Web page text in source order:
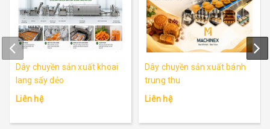
Dây chuyền sản xuất khoai
lang sấy dẻo
Liên hệ
Dây chuyền sản xuất bánh
trung thu
Liên hệ